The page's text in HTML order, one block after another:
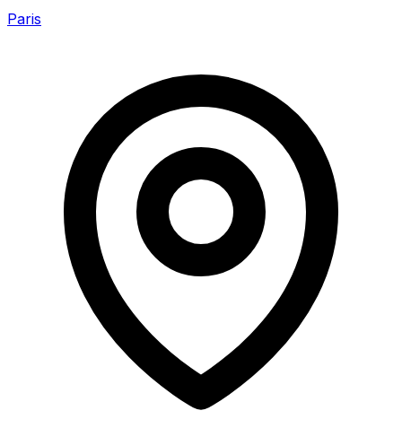
Paris